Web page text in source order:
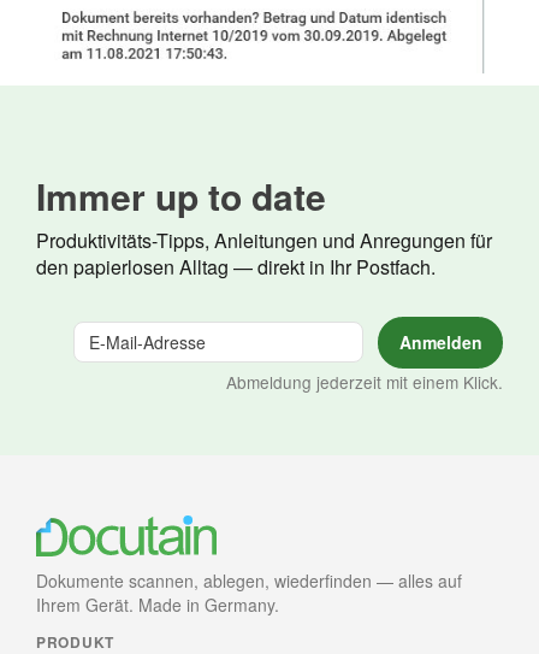
Immer up to date
Produktivitäts-Tipps, Anleitungen und Anregungen für
den papierlosen Alltag — direkt in Ihr Postfach.
Abmeldung jederzeit mit einem Klick.
Dokumente scannen, ablegen, wiederfinden — alles auf
Ihrem Gerät. Made in Germany.
PRODUKT